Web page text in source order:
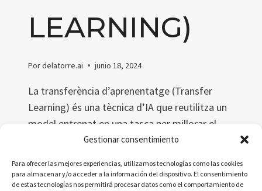
Gestionar consentimiento
Para ofrecer las mejores experiencias, utilizamos tecnologías como las cookies
para almacenar y/o acceder a la información del dispositivo. El consentimiento
de estas tecnologías nos permitirá procesar datos como el comportamiento de
LEARNING)
Pordelatorre.ai junio 18, 2024
La transferència d’aprenentatge (Transfer
Learning) és una tècnica d’IA que reutilitza un
model entrenat en una tasca per millorar el
rendiment en una altra tasca relacionada.
acadèmiques i simplificades, metàfores i una